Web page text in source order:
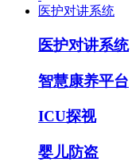
医护对讲系统
医护对讲系统
智慧康养平台
ICU探视
婴儿防盗